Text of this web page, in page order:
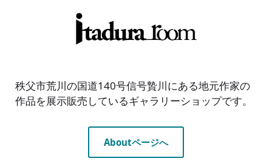
秩父市荒川の国道140号信号贄川にある地元作家の
作品を展示販売しているギャラリーショップです。
Aboutページへ